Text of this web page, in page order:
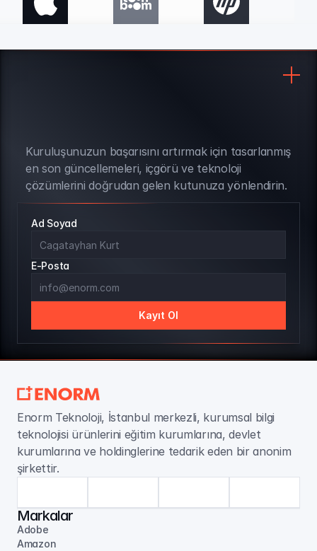
BÜLTEN ABONELİĞİ
Kuruluşunuzun başarısını artırmak için tasarlanmış
en son güncellemeleri, içgörü ve teknoloji
çözümlerini doğrudan gelen kutunuza yönlendirin.
Ad Soyad
E-Posta
Kayıt Ol
Enorm Teknoloji, İstanbul merkezli, kurumsal bilgi
teknolojisi ürünlerini eğitim kurumlarına, devlet
kurumlarına ve holdinglerine tedarik eden bir anonim
şirkettir.
Markalar
Adobe
Amazon